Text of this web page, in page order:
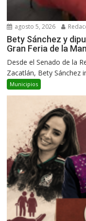
agosto 5, 2026
Bety Sánchez y
Gran Feria de la
Desde el Senado de la
Zacatlán, Bety Sánchez
Municipios